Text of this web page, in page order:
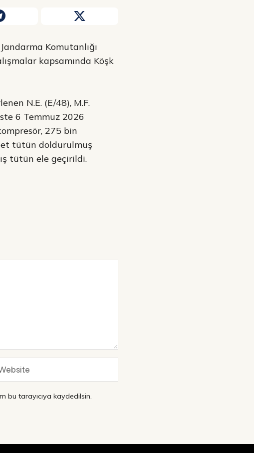
Komutanlığı
kapsamında Köşk
N.E. (E/48), M.F.
6 Temmuz 2026
275 bin
tütün doldurulmuş
tütün ele geçirildi.
bu tarayıcıya kaydedilsin.